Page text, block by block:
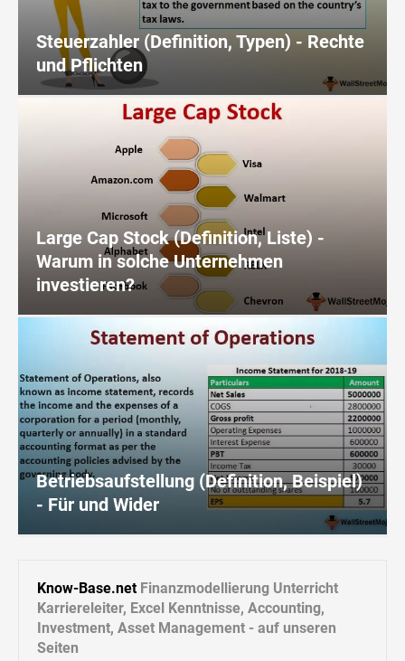
Tutorials zur Finanzmodellierung
Vollständige Form
Risikomanagement-Tutorials
Steuerzahler (Definition, Typen) - Rechte
und Pflichten
Large Cap Stock (Definition, Liste) -
Warum in solche Unternehmen
investieren?
Betriebsaufstellung (Definition, Beispiel)
- Für und Wider
Know-Base.net Finanzmodellierung Unterricht
Karriereleiter, Excel Kenntnisse, Accounting,
Investment, Asset Management - auf unseren
Seiten